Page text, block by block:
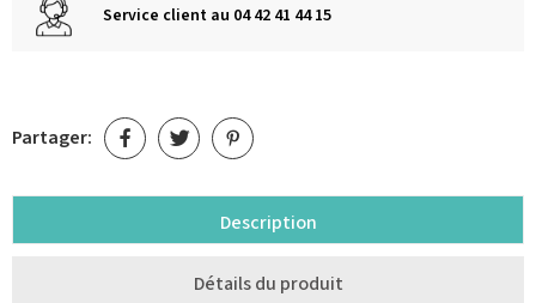
Service client au 04 42 41 44 15
Partager:
Description
Détails du produit